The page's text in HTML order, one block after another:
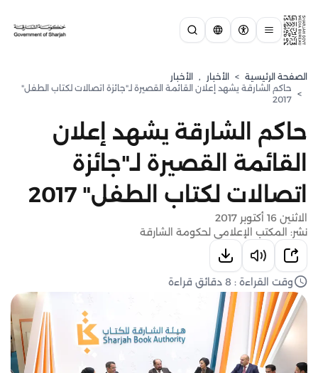
الصفحة الرئيسية > الأخبار , الأخبار
>
حاكم الشارقة يشهد إعلان القائمة القصيرة لـ"جائزة اتصالات لكتاب الطفل"
2017
حاكم الشارقة يشهد إعلان
القائمة القصيرة لـ"جائزة
اتصالات لكتاب الطفل" 2017
الاثنين 16 أكتوبر 2017
نشر: المكتب الإعلامي لحكومة الشارقة
وقت القراءة : 8 دقائق قراءة